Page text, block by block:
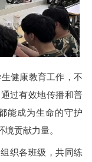
健康教育工作，不
过有效地传播和普
能成为生命的守护
贡献力量。
织各班级，共同练